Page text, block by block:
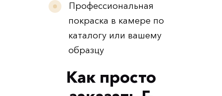
Профессиональная
покраска в камере по
каталогу или вашему
образцу
Как просто